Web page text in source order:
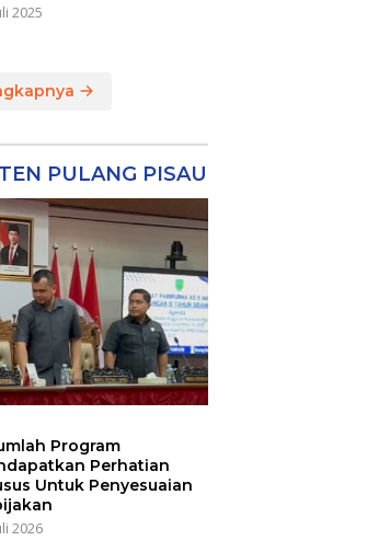
2025
PULANG PISAU
Program
Perhatian
Untuk Penyesuaian
2026